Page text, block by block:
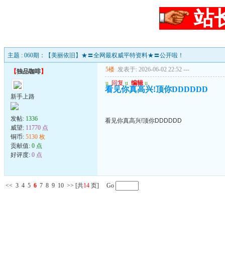
站
主题 : 060期：【美丽依旧】★〓全网最权威平特资料★〓公开啦！
【独品咖啡】
新手上路
发帖: 1336
威望: 11770 点
铜币: 5130 枚
贡献值: 0 点
好评度: 0 点
5楼 发表于: 2026-06-02 22:52 ---
u 回复 u 编辑 u
看见你真高兴!顶你DDDDDD
看见你真高兴!顶你DDDDDD
<< 3 4 5 6 7 8 9 10 >> [共14 页] Go